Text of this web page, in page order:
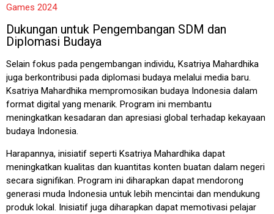
Games 2024
Dukungan untuk Pengembangan SDM dan
Diplomasi Budaya
Selain fokus pada pengembangan individu, Ksatriya Mahardhika
juga berkontribusi pada diplomasi budaya melalui media baru.
Ksatriya Mahardhika mempromosikan budaya Indonesia dalam
format digital yang menarik. Program ini membantu
meningkatkan kesadaran dan apresiasi global terhadap kekayaan
budaya Indonesia.
Harapannya, inisiatif seperti Ksatriya Mahardhika dapat
meningkatkan kualitas dan kuantitas konten buatan dalam negeri
secara signifikan. Program ini diharapkan dapat mendorong
generasi muda Indonesia untuk lebih mencintai dan mendukung
produk lokal. Inisiatif juga diharapkan dapat memotivasi pelajar